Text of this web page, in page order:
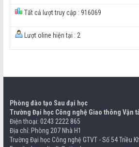
Tất cả lượt truy cập : 916069
Lượt oline hiện tại : 2
Phòng đào tạo Sau đại học
Trường Đại học Công nghệ Giao thông Vận
Điện thoại: 0243 2222 865
Địa chỉ: Phòng 207 Nhà H1
Trường Đại học Công nghệ GTVT - Số 54 Triều